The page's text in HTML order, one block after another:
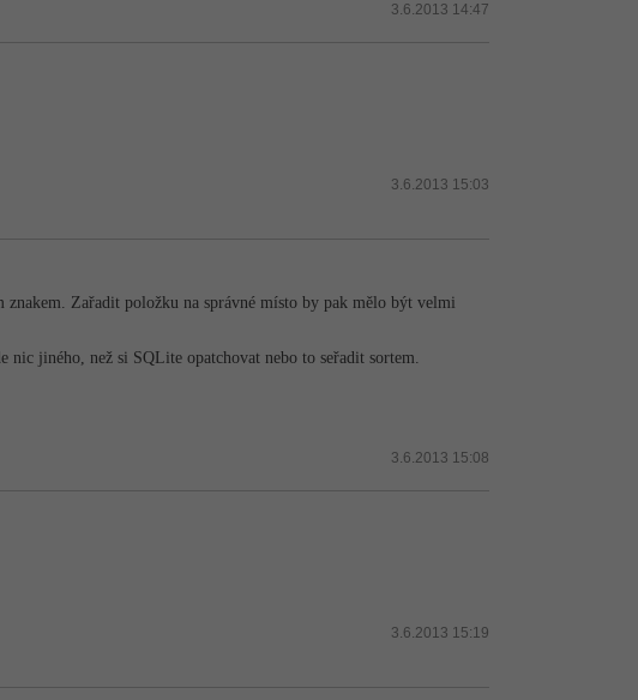
3.6.2013 14:47
3.6.2013 15:03
Zařadit položku na správné místo by pak mělo být velmi
jiného, než si SQLite opatchovat nebo to seřadit sortem.
3.6.2013 15:08
3.6.2013 15:19